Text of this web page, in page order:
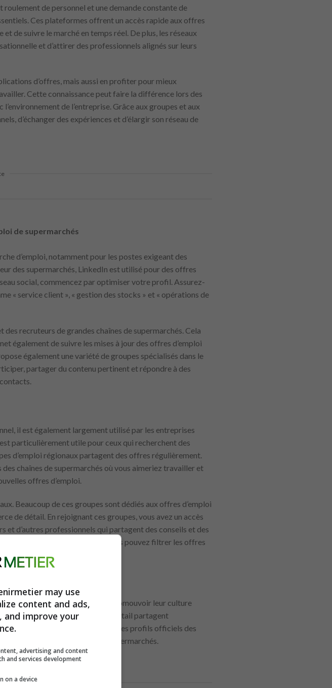
roulement de personnel et une demande constante de
Ces plateformes offrent un accès rapide aux offres
de suivre le marché en temps réel. De plus, les réseaux
et d’attirer des professionnels alignés sur leurs
d’offres, mais aussi en profiter pour mieux
Cette connaissance peut faire la différence lors des
de l’entreprise. Grâce aux groupes et aux
d’échanger des expériences et d’élargir son réseau de
de supermarchés
d’emploi, notamment pour les postes exigeant des
des supermarchés, LinkedIn est utilisé pour des offres
social, commencez par optimiser votre profil. Assurez-
« service client », « gestion des stocks » et « opérations de
recruteurs de grandes chaînes de supermarchés. Cela
également de suivre les mises à jour des offres d’emploi
également une variété de groupes spécialisés dans le
partager du contenu pertinent et répondre à des
il est également largement utilisé par les entreprises
particulièrement utile pour ceux qui recherchent des
d’emploi régionaux partagent des offres régulièrement.
chaînes de supermarchés où vous aimeriez travailler et
offres d’emploi.
Beaucoup de ces groupes sont dédiés aux offres d’emploi
de détail. En rejoignant ces groupes, vous avez un accès
d’autres professionnels qui partagent des conseils et des
d’emploi spécifique, où vous pouvez filtrer les offres
chose dans votre région.
utilisé par les entreprises pour promouvoir leur culture
grandes chaînes de vente au détail partagent
travail et les opportunités. Suivre les profils officiels des
comprendre la culture des supermarchés.
may use
content and ads,
and improve your
advertising and content
and services development
on a device